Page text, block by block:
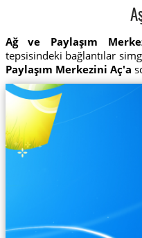
Ağ ve Paylaşım
tepsisindeki bağlantılar
Paylaşım Merkezini Aç'a